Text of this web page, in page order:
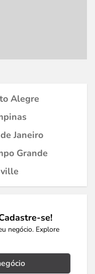
Alegre
Janeiro
Grande
se!
negócio. Explore